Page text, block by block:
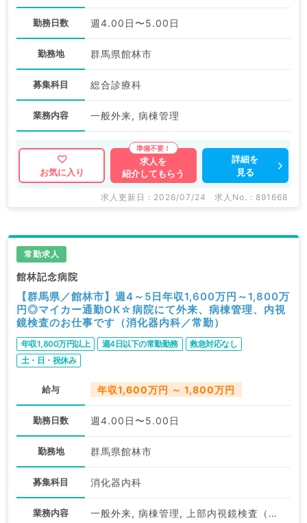
勤務日数 週4.00日〜5.00日
勤務地 群馬県館林市
募集科目 総合診療科
業務内容 一般外来, 病棟管理
お気に入り
求人を
紹介してもらう
詳細を
見る
求人更新日 : 2026/07/24 求人No. : 891668
常勤求人
館林記念病院
【群馬県／館林市】週4～5日年収1,600万円～1,800万
円◎マイカー通勤OK☆病院にて外来、病棟管理、内視
鏡検査のお仕事です（消化器内科／常勤）
年収1,800万円以上 週4日以下の常勤勤務
救急対応なし
土・日・祝休み
給与 年収1,600万円 ～ 1,800万円
勤務日数 週4.00日〜5.00日
勤務地 群馬県館林市
募集科目 消化器内科
業務内容 一般外来, 病棟管理, 上部内視鏡検査（ＧＦ）, 下部内視鏡検査（ＣＦ）